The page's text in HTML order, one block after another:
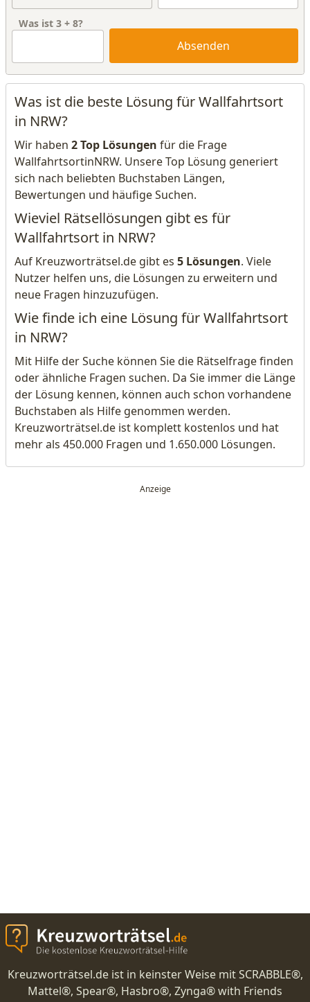
Was ist 3 + 8?
Absenden
Was ist die beste Lösung für Wallfahrtsort
in NRW?
Wir haben 2 Top Lösungen für die Frage
WallfahrtsortinNRW. Unsere Top Lösung generiert
sich nach beliebten Buchstaben Längen,
Bewertungen und häufige Suchen.
Wieviel Rätsellösungen gibt es für
Wallfahrtsort in NRW?
Auf Kreuzworträtsel.de gibt es 5 Lösungen. Viele
Nutzer helfen uns, die Lösungen zu erweitern und
neue Fragen hinzuzufügen.
Wie finde ich eine Lösung für Wallfahrtsort
in NRW?
Mit Hilfe der Suche können Sie die Rätselfrage finden
oder ähnliche Fragen suchen. Da Sie immer die Länge
der Lösung kennen, können auch schon vorhandene
Buchstaben als Hilfe genommen werden.
Kreuzworträtsel.de ist komplett kostenlos und hat
mehr als 450.000 Fragen und 1.650.000 Lösungen.
Kreuzworträtsel.de ist in keinster Weise mit SCRABBLE®,
Mattel®, Spear®, Hasbro®, Zynga® with Friends